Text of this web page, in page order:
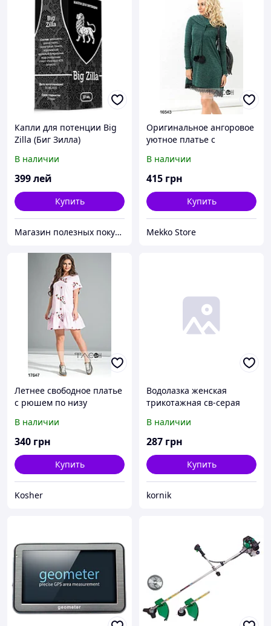
Капли для потенции Big
Zilla (Биг Зилла)
В наличии
399лей
Купить
Магазин полезных покупок "Goodbuy"
Оригинальное ангоровое
уютное платье с
капюшоном и меховыми
помпонами
В наличии
415 грн
Купить
Mekko Store
Летнее свободное платье
с рюшем по низу
Розовый
В наличии
340 грн
Купить
Kosher
Водолазка женская
трикотажная св-серая
В наличии
287 грн
Купить
kornik